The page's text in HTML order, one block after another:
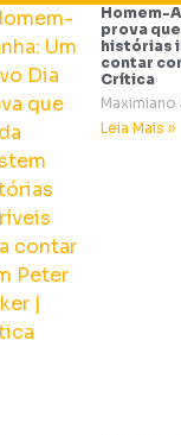
Homem-
prova
histórias
contar
Crítica
Maximiano
Leia Mais »